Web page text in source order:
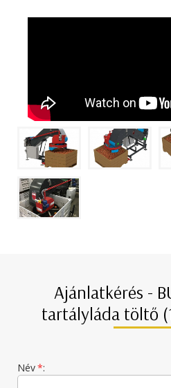
Ajánlatkérés -
tartályláda töltő
Név*: